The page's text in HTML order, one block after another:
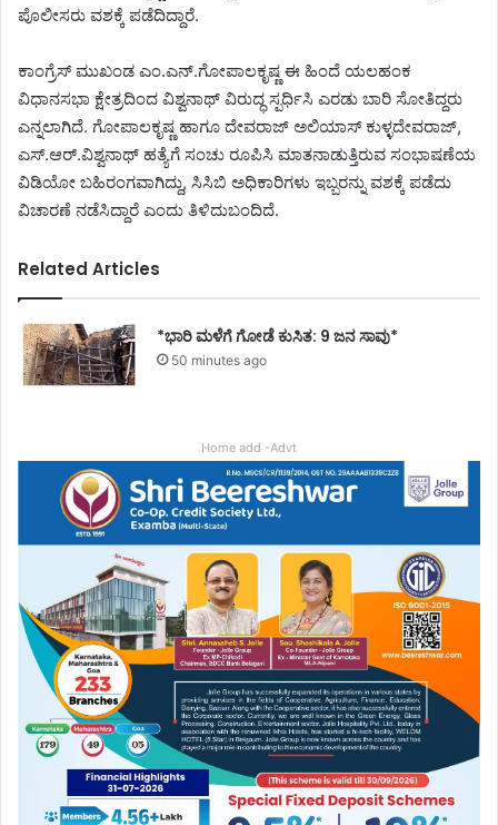
ಪೊಲೀಸರು ವಶಕ್ಕೆ ಪಡೆದಿದ್ದಾರೆ.
ಕಾಂಗ್ರೆಸ್ ಮುಖಂಡ ಎಂ.ಎನ್.ಗೋಪಾಲಕೃಷ್ಣ ಈ ಹಿಂದೆ ಯಲಹಂಕ
ವಿಧಾನಸಭಾ ಕ್ಷೇತ್ರದಿಂದ ವಿಶ್ವನಾಥ್ ವಿರುದ್ಧ ಸ್ಪರ್ಧಿಸಿ ಎರಡು ಬಾರಿ ಸೋತಿದ್ದರು
ಎನ್ನಲಾಗಿದೆ. ಗೋಪಾಲಕೃಷ್ಣ ಹಾಗೂ ದೇವರಾಜ್ ಅಲಿಯಾಸ್ ಕುಳ್ಳದೇವರಾಜ್,
ಎಸ್.ಆರ್.ವಿಶ್ವನಾಥ್ ಹತ್ಯೆಗೆ ಸಂಚು ರೂಪಿಸಿ ಮಾತನಾಡುತ್ತಿರುವ ಸಂಭಾಷಣೆಯ
ವಿಡಿಯೋ ಬಹಿರಂಗವಾಗಿದ್ದು, ಸಿಸಿಬಿ ಅಧಿಕಾರಿಗಳು ಇಬ್ಬರನ್ನು ವಶಕ್ಕೆ ಪಡೆದು
ವಿಚಾರಣೆ ನಡೆಸಿದ್ದಾರೆ ಎಂದು ತಿಳಿದುಬಂದಿದೆ.
Related Articles
*ಭಾರಿ ಮಳೆಗೆ ಗೋಡೆ ಕುಸಿತ: 9 ಜನ ಸಾವು*
50 minutes ago
Home add -Advt